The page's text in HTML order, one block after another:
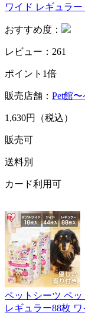
ワイド レギュラ
おすすめ度：
レビュー：261
ポイント1倍
販売店舗： Pet館
1,630円（税込）
販売可
送料別
カード利用可
ペットシーツ ペ
レギュラー88枚